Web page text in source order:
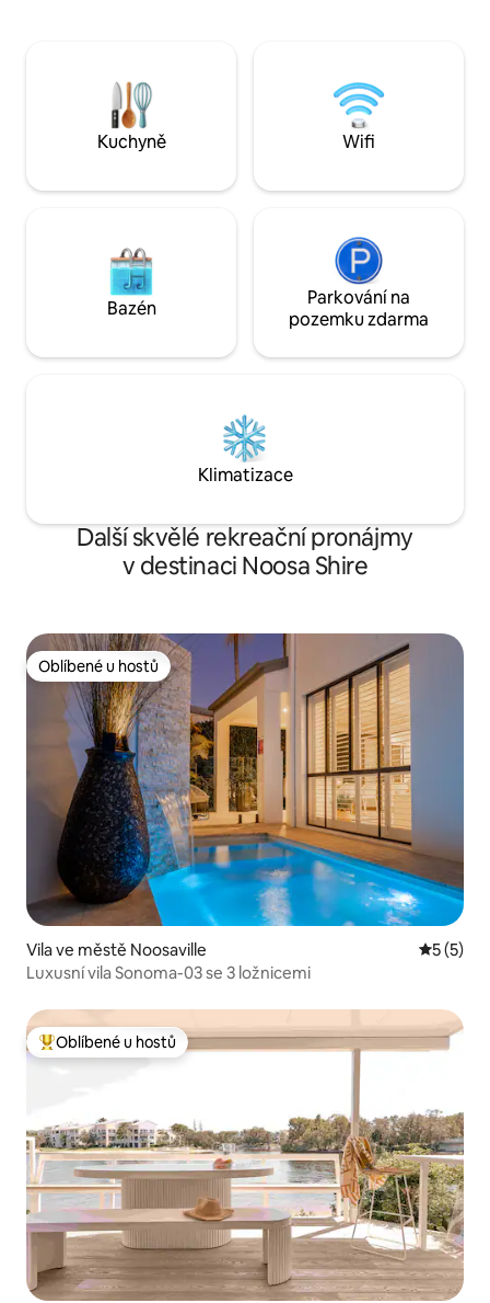
v současné době probíhá nová výstavba,
a proto může během pracovního dne
docházet k přerušované stavební
klidné oblasti
naše soukromé
interiér.
Kuchyně Wifi
Bazén
Parkování na
pozemku zdarma
Klimatizace
Další skvělé rekreační pronájmy
v destinaci Noosa Shire
Oblíbené u hostů
Oblíbené u hostů
Vila ve městě Noosaville
5 (5)
Luxusní vila Sonoma-03 se 3 ložnicemi
Nejlepší v kategorii Oblíbené u hostů
Oblíbené u hostů